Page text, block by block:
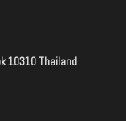
10310 Thailand